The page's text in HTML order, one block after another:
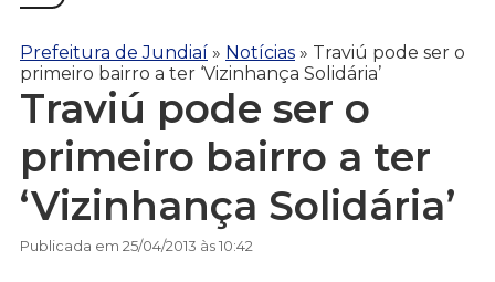
Prefeitura de Jundiaí » Notícias » Traviú pode ser o
primeiro bairro a ter ‘Vizinhança Solidária’
Traviú pode ser o
primeiro bairro a ter
‘Vizinhança Solidária’
Publicada em 25/04/2013 às 10:42